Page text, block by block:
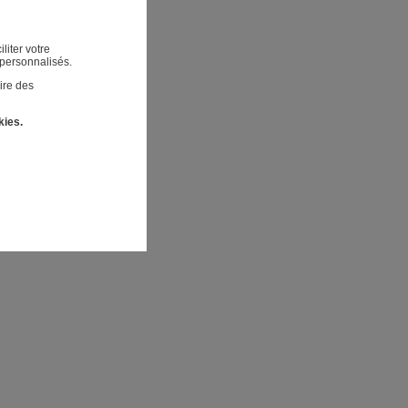
votre
des